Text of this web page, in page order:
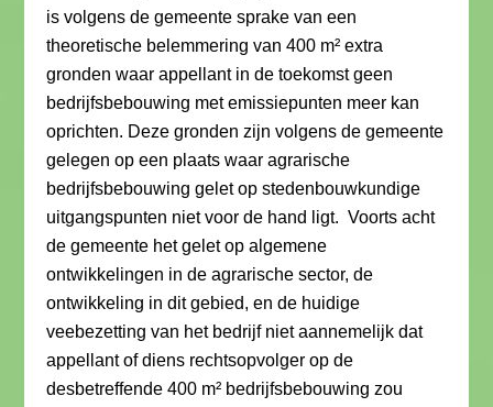
is volgens de gemeente sprake van een
theoretische belemmering van 400 m² extra
gronden waar appellant in de toekomst geen
bedrijfsbebouwing met emissiepunten meer kan
oprichten. Deze gronden zijn volgens de gemeente
gelegen op een plaats waar agrarische
bedrijfsbebouwing gelet op stedenbouwkundige
uitgangspunten niet voor de hand ligt. Voorts acht
de gemeente het gelet op algemene
ontwikkelingen in de agrarische sector, de
ontwikkeling in dit gebied, en de huidige
veebezetting van het bedrijf niet aannemelijk dat
appellant of diens rechtsopvolger op de
desbetreffende 400 m² bedrijfsbebouwing zou